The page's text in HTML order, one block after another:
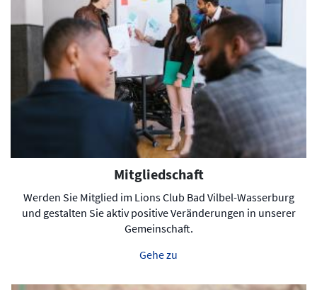
Mitgliedschaft
Werden Sie Mitglied im Lions Club Bad Vilbel-Wasserburg
und gestalten Sie aktiv positive Veränderungen in unserer
Gemeinschaft.
Gehe zu